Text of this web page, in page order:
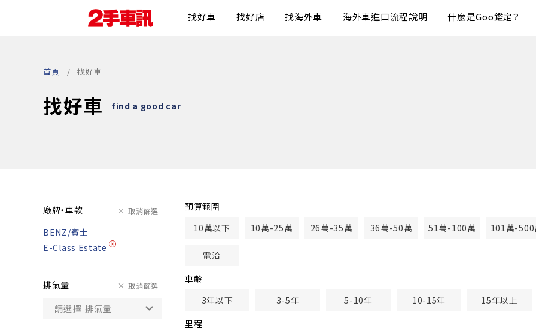
找好車 找好店 找海外車 海外車進口流程說明 什麼是Goo鑑定？
首頁 找好車
找好車 find a good car
廠牌・車款 取消篩選
BENZ/賓士
E-Class Estate
排氣量 取消篩選
預算範圍
10萬以下
10萬-25萬 26萬-35萬 36萬-50萬 51萬-100萬 101萬-500
電洽
車齢
3年以下
3-5年 5-10年 10-15年
15年以上
里程